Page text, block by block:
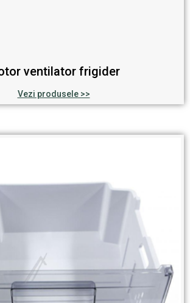
ventilator frigider
Vezi produsele >>